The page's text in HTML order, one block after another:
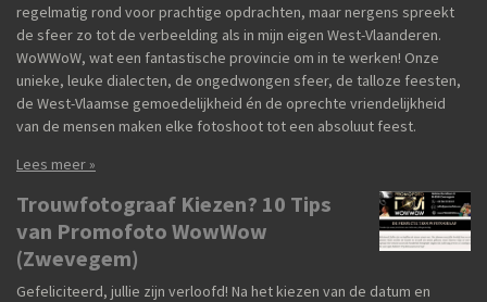
regelmatig rond voor prachtige opdrachten, maar nergens spreekt
de sfeer zo tot de verbeelding als in mijn eigen West-Vlaanderen.
WoWWoW, wat een fantastische provincie om in te werken! Onze
unieke, leuke dialecten, de ongedwongen sfeer, de talloze feesten,
de West-Vlaamse gemoedelijkheid én de oprechte vriendelijkheid
van de mensen maken elke fotoshoot tot een absoluut feest.
Lees meer »
Trouwfotograaf Kiezen? 10 Tips
van Promofoto WowWow
(Zwevegem)
Gefeliciteerd, jullie zijn verloofd! Na het kiezen van de datum en